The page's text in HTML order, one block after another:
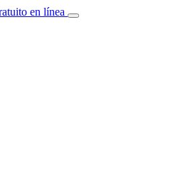
en línea